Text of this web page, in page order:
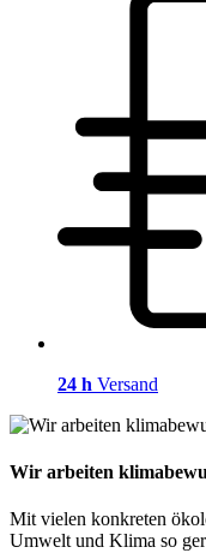
24 h Versand
Wir arbeiten
Mit vielen konkreten
Umwelt und Klima so